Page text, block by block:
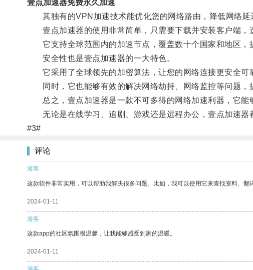
壹点加速器免费永久加速
其独有的VPN加速技术能优化您的网络路由，降低网络延
壹点加速器的使用非常简单，只需要下载并安装客户端，
它支持全球范围内的加速节点，覆盖数十个国家和地区，
安全性也是壹点加速器的一大特色。
它采用了全球领先的加密算法，让您的网络连接更安全可
同时，它也能够有效的解决网络劫持、网络监控等问题，
总之，壹点加速器是一款不可多得的网络加速利器，它能
无论是在线学习、追剧、游戏还是远程办公，壹点加速器
#3#
评论
游客
这款软件非常实用，可以帮助我解决很多问题。比如，我可以使用它来查找资料、翻
2024-01-11
游客
这款app的社区氛围很温馨，让我能够感受到家的温暖。
2024-01-11